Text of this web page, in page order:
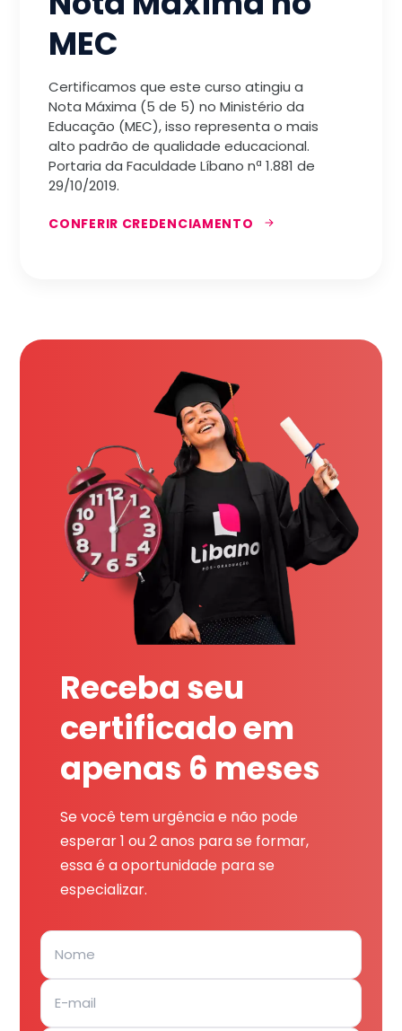
MEC
Certificamos que este curso atingiu a
Nota Máxima (5 de 5) no Ministério da
Educação (MEC), isso representa o mais
alto padrão de qualidade educacional.
Portaria da Faculdade Líbano nª 1.881 de
29/10/2019.
CONFERIR CREDENCIAMENTO
Receba seu
certificado em
apenas 6 meses
Se você tem urgência e não pode
esperar 1 ou 2 anos para se formar,
essa é a oportunidade para se
especializar.